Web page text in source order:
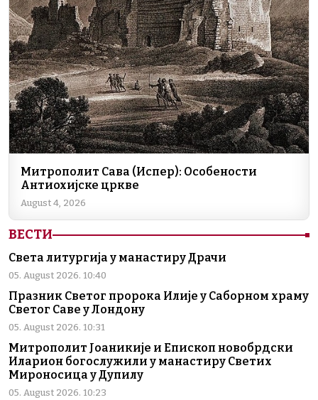
Митрополит Сава (Испер): Особености
Антиохијске цркве
August 4, 2026
ВЕСТИ
Света литургија у манастиру Драчи
05. August 2026. 10:40
Празник Светог пророка Илије у Саборном храму
Светог Саве у Лондону
05. August 2026. 10:31
Митрополит Јоаникије и Епископ новобрдски
Иларион богослужили у манастиру Светих
Мироносица у Дупилу
05. August 2026. 10:23